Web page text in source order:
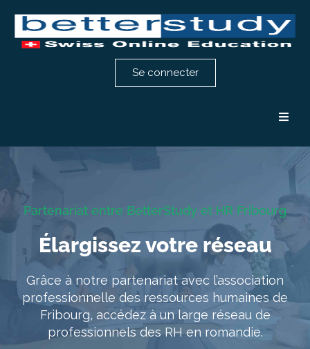
Formation comptabilité
Notre méthode
Témoignages
À propos
Se connecter
Partenariat entre BetterStudy et HR Fribourg
Élargissez votre réseau
Grâce à notre partenariat avec l’association
professionnelle des ressources humaines de
Fribourg, accédez à un large réseau de
professionnels des RH en romandie.